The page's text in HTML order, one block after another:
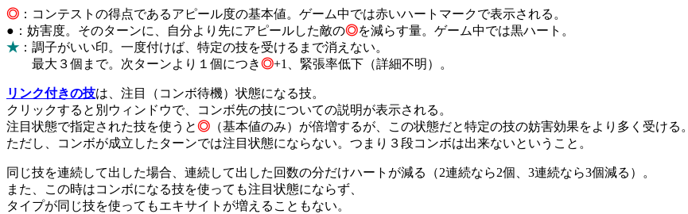
◎ ：コンテストの得点であるアピール度の基本値。ゲーム中では赤いハートマークで表示される。
● ：妨害度。そのターンに、自分より先にアピールした敵の◎を減らす量。ゲーム中では黒ハート。
★ ：調子がいい印。一度付けば、特定の技を受けるまで消えない。
最大３個まで。次ターンより１個につき◎+1、緊張率低下（詳細不明）。
リンク付きの技は、注目（コンボ待機）状態になる技。
クリックすると別ウィンドウで、コンボ先の技についての説明が表示される。
注目状態で指定された技を使うと◎ （基本値のみ）が倍増するが、この状態だと特定の技の妨害効果をより多く受ける。
ただし、コンボが成立したターンでは注目状態にならない。つまり３段コンボは出来ないということ。
同じ技を連続して出した場合、連続して出した回数の分だけハートが減る（2連続なら2個、3連続なら3個減る）。
また、この時はコンボになる技を使っても注目状態にならず、
タイプが同じ技を使ってもエキサイトが増えることもない。